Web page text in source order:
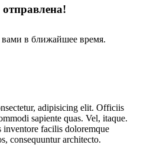
в ближайшее время.
adipisicing elit. Officiis
sapiente quas. Vel, itaque.
inventore facilis doloremque
consequuntur architecto.